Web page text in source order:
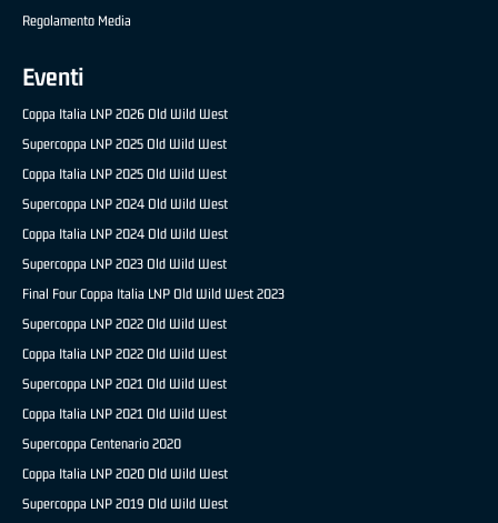
Regolamento Media
Eventi
Coppa Italia LNP 2026 Old Wild West
Supercoppa LNP 2025 Old Wild West
Coppa Italia LNP 2025 Old Wild West
Supercoppa LNP 2024 Old Wild West
Coppa Italia LNP 2024 Old Wild West
Supercoppa LNP 2023 Old Wild West
Final Four Coppa Italia LNP Old Wild West 2023
Supercoppa LNP 2022 Old Wild West
Coppa Italia LNP 2022 Old Wild West
Supercoppa LNP 2021 Old Wild West
Coppa Italia LNP 2021 Old Wild West
Supercoppa Centenario 2020
Coppa Italia LNP 2020 Old Wild West
Supercoppa LNP 2019 Old Wild West